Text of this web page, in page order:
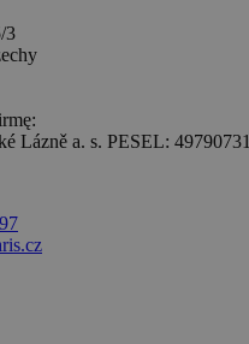
3
Lázně a. s. PESEL: 49790731